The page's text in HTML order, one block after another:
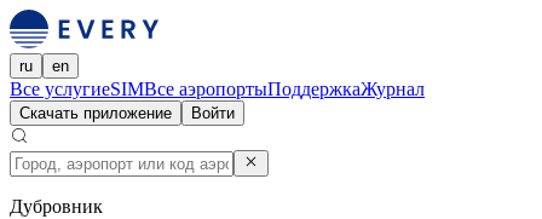
ru en
Все услугиeSIMВсе аэропортыПоддержкаЖурнал
Скачать приложение Войти
Дубровник